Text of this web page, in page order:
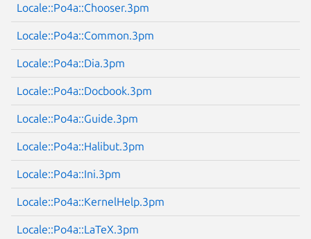
Locale::Po4a::Chooser.3pm
Locale::Po4a::Common.3pm
Locale::Po4a::Dia.3pm
Locale::Po4a::Docbook.3pm
Locale::Po4a::Guide.3pm
Locale::Po4a::Halibut.3pm
Locale::Po4a::Ini.3pm
Locale::Po4a::KernelHelp.3pm
Locale::Po4a::LaTeX.3pm